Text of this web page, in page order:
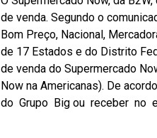
de venda. Segundo o
Bom Preço, Nacional,
de 17 Estados e do Distrito
de venda do Supermercado
Now na Americanas). De
do Grupo Big ou receber no